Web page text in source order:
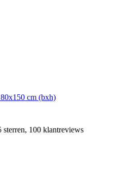
cm (bxh)
sterren, 100 klantreviews